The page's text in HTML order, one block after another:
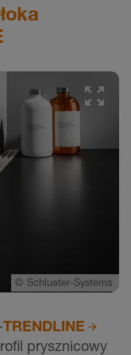
© Schlueter-Systems
TRENDLINE
prysznicowy